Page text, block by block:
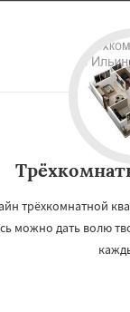
трёхкомнатной
можно дать волю